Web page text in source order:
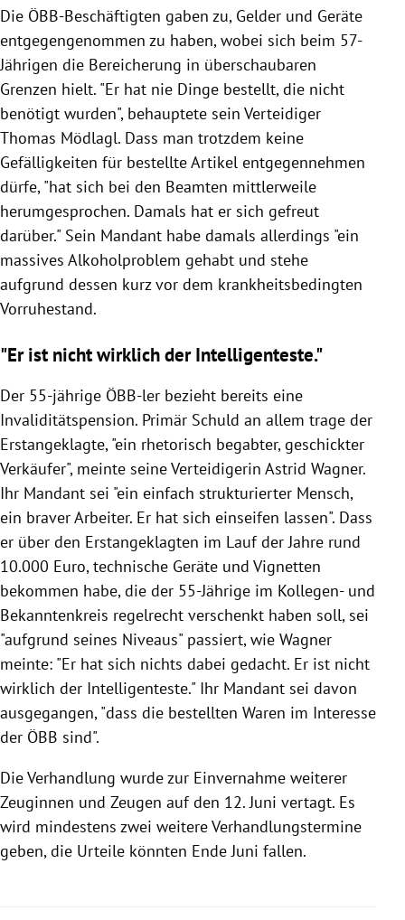
Die ÖBB-Beschäftigten gaben zu, Gelder und Geräte
entgegengenommen zu haben, wobei sich beim 57-
Jährigen die Bereicherung in überschaubaren
Grenzen hielt. "Er hat nie Dinge bestellt, die nicht
benötigt wurden", behauptete sein Verteidiger
Thomas Mödlagl. Dass man trotzdem keine
Gefälligkeiten für bestellte Artikel entgegennehmen
dürfe, "hat sich bei den Beamten mittlerweile
herumgesprochen. Damals hat er sich gefreut
darüber." Sein Mandant habe damals allerdings "ein
massives Alkoholproblem gehabt und stehe
aufgrund dessen kurz vor dem krankheitsbedingten
Vorruhestand.
"Er ist nicht wirklich der Intelligenteste."
Der 55-jährige ÖBB-ler bezieht bereits eine
Invaliditätspension. Primär Schuld an allem trage der
Erstangeklagte, "ein rhetorisch begabter, geschickter
Verkäufer", meinte seine Verteidigerin Astrid Wagner.
Ihr Mandant sei "ein einfach strukturierter Mensch,
ein braver Arbeiter. Er hat sich einseifen lassen". Dass
er über den Erstangeklagten im Lauf der Jahre rund
10.000 Euro, technische Geräte und Vignetten
bekommen habe, die der 55-Jährige im Kollegen- und
Bekanntenkreis regelrecht verschenkt haben soll, sei
"aufgrund seines Niveaus" passiert, wie Wagner
meinte: "Er hat sich nichts dabei gedacht. Er ist nicht
wirklich der Intelligenteste." Ihr Mandant sei davon
ausgegangen, "dass die bestellten Waren im Interesse
der ÖBB sind".
Die Verhandlung wurde zur Einvernahme weiterer
Zeuginnen und Zeugen auf den 12. Juni vertagt. Es
wird mindestens zwei weitere Verhandlungstermine
geben, die Urteile könnten Ende Juni fallen.